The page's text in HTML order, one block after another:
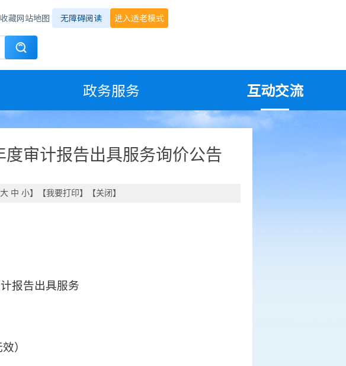
藏网站地图 无障碍阅读 进入适老模式
政务服务 互动交流
审计报告出具服务询价公告
大 中 小】【我要打印】【关闭 】
报告出具服务
）